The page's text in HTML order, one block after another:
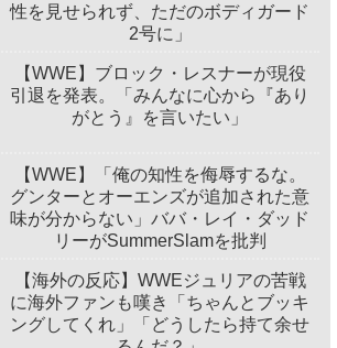
性を見せられず、ただのボディガード
2号に」
【WWE】ブロック・レスナーが現役
引退を発表。「みんなに心から『あり
がとう』を言いたい」
【WWE】「俺の知性を侮辱するな。
グンターとオーエンズが追加された意
味が分からない」ババ・レイ・ダッド
リーがSummerSlamを批判
【海外の反応】WWEジュリアの苦戦
に海外ファンも嘆き「ちゃんとブッキ
ングしてくれ」「どうしたら持て余せ